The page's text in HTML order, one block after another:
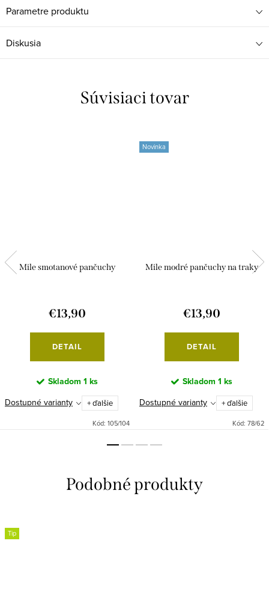
Parametre produktu
Diskusia
Súvisiaci tovar
Mile smotanové pančuchy
€13,90
DETAIL
Skladom 1 ks
Dostupné varianty
+ ďalšie
Kód: 105/104
Novinka
Mile modré pančuchy na traky
€13,90
DETAIL
Skladom 1 ks
Dostupné varianty
+ ďalšie
Kód: 78/62
Tip